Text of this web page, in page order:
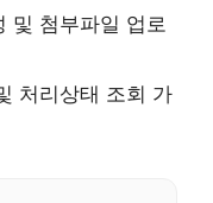
및 첨부파일 업로
처리상태 조회 가